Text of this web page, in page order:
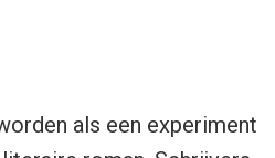
als een experiment